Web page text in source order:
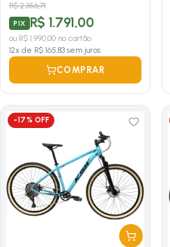
R$ 2.356,71
PIX R$ 1.791,00
ou R$ 1.990,00 no cartão
12x de R$ 165,83 sem juros
COMPRAR
-17% OFF